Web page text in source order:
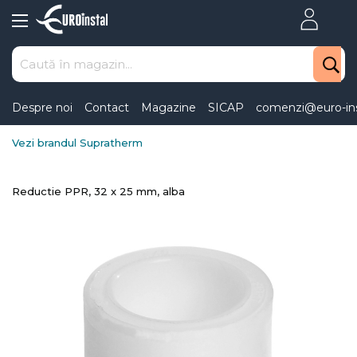
to
Content
Despre noi Contact Magazine SICAP comenzi@euro-
Vezi brandul Supratherm
Reductie PPR, 32 x 25 mm, alba